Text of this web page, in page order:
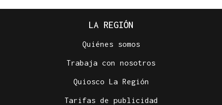
LA REGIÓN
Quiénes somos
Trabaja con nosotros
Quiosco La Región
Tarifas de publicidad